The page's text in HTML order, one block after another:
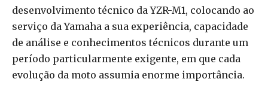
desenvolvimento técnico da YZR-M1, colocando ao
serviço da Yamaha a sua experiência, capacidade
de análise e conhecimentos técnicos durante um
período particularmente exigente, em que cada
evolução da moto assumia enorme importância.